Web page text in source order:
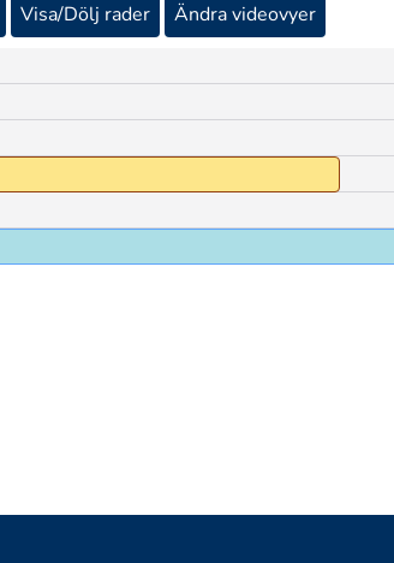
Visa/Dölj rader
Ändra videovyer